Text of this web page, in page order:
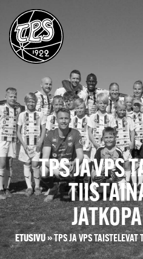
TPS JA VPS
ETUSIVU»TPS JA VPS